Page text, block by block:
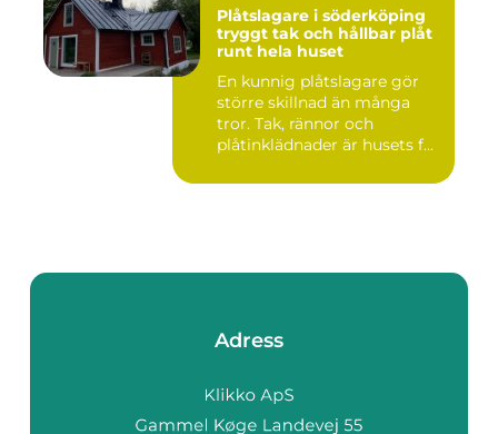
Plåtslagare i söderköping
tryggt tak och hållbar plåt
runt hela huset
En kunnig plåtslagare gör
större skillnad än många
tror. Tak, rännor och
plåtinklädnader är husets f...
Adress